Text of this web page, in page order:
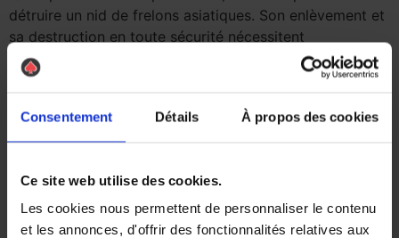
Consentement Détails À propos des cookies
Ce site web utilise des cookies.
Les cookies nous permettent de personnaliser le contenu
et les annonces, d'offrir des fonctionnalités relatives aux
détruire un nid de frelons asiatiques. Son enlèvement et
sa destruction en toute sécurité nécessitent
l’intervention d’un spécialiste. Mais qui appeler ? Les
pompiers ? Une entreprise spécialisée ? La mairie ? AS
lutter […]
frelons : quelles évolutions
et comment se protéger ?